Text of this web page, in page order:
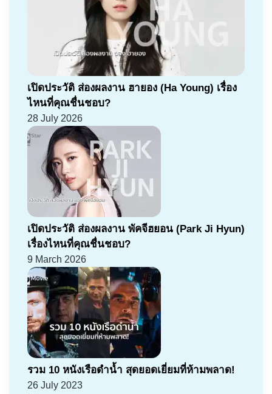
เปิดประวัติ ส่องผลงาน ฮายอง (Ha Young) เรื่อง
ไหนที่คุณชื่นชอบ?
28 July 2026
เปิดประวัติ ส่องผลงาน พัคจีฮยอน (Park Ji Hyun)
เรื่องไหนที่คุณชื่นชอบ?
9 March 2026
รวม 10 หนังเรือดำน้ำ สุดยอดเยี่ยมที่ห้ามพลาด!
26 July 2023